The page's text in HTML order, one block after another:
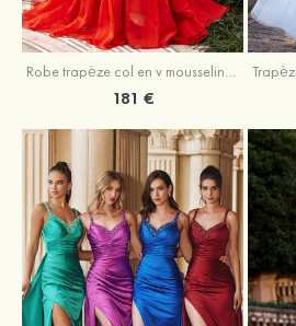
Robe trapèze col en v mousseline ras du sol robe de bal
181 €